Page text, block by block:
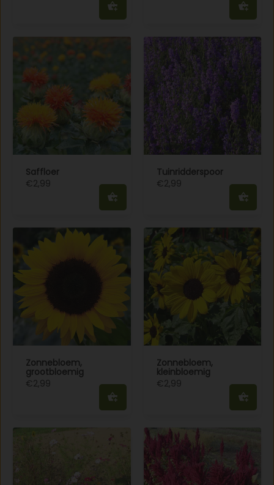
Saffloer
€2,99
Tuinridderspoor
€2,99
Zonnebloem,
grootbloemig
€2,99
Zonnebloem,
kleinbloemig
€2,99